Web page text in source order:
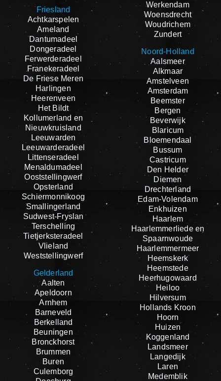
Friesland
Achtkarspelen
Ameland
Dantumadeel
Dongeradeel
Ferwerderadeel
Franekeradeel
De Friese Meren
Harlingen
Heerenveen
Het Bildt
Kollumerland en
Nieuwkruisland
Leeuwarden
Leeuwarderadeel
Littenseradeel
Menaldumadeel
Ooststellingwerf
Opsterland
Schiermonnikoog
Smallingerland
Sudwest-Fryslan
Terschelling
Tietjerksteradeel
Vlieland
Weststellingwerf
Gelderland
Aalten
Apeldoorn
Arnhem
Barneveld
Berkelland
Beuningen
Bronckhorst
Brummen
Buren
Culemborg
Werkendam
Woensdrecht
Woudrichem
Zundert
Noord-Holland
Aalsmeer
Alkmaar
Amstelveen
Amsterdam
Beemster
Bergen
Beverwijk
Blaricum
Bloemendaal
Bussum
Castricum
Den Helder
Diemen
Drechterland
Edam-Volendam
Enkhuizen
Haarlem
Haarlemmerliede en
Spaarnwoude
Haarlemmermeer
Heemskerk
Heemstede
Heerhugowaard
Heiloo
Hilversum
Hollands Kroon
Hoorn
Huizen
Koggenland
Landsmeer
Langedijk
Laren
Medemblik